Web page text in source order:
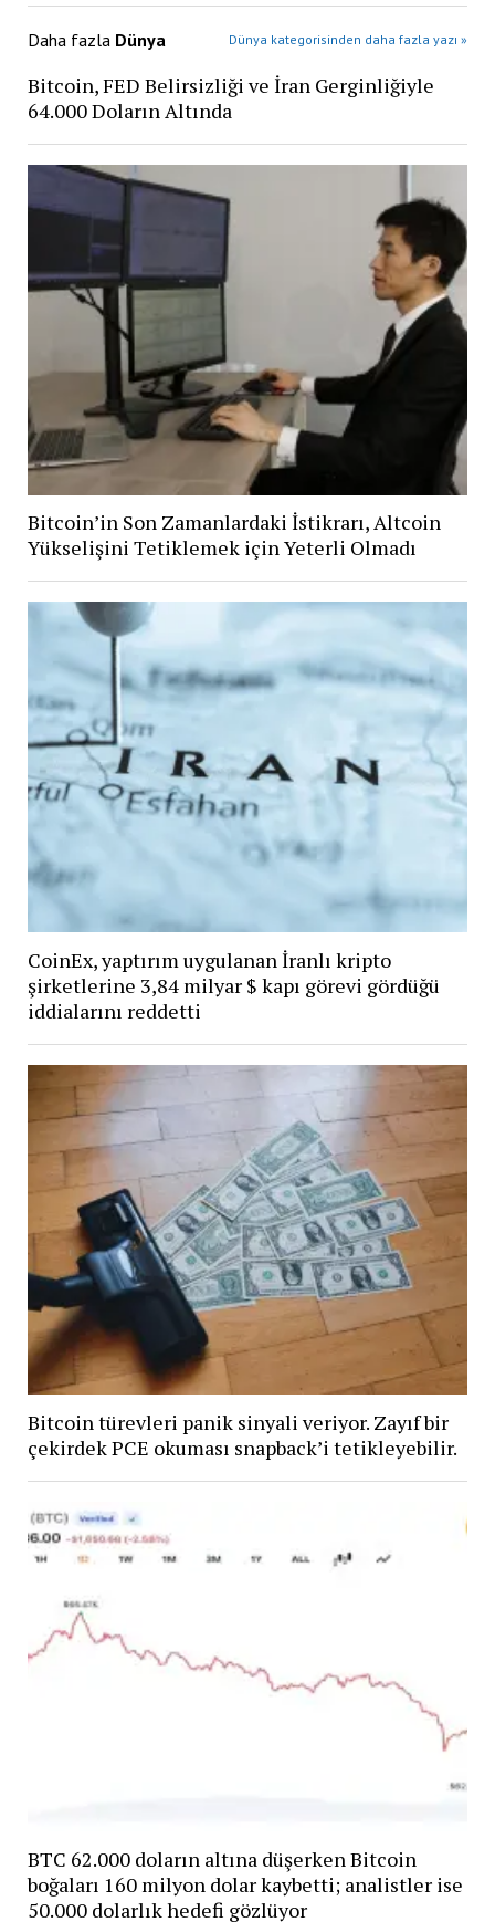
Daha fazla Dünya Dünya kategorisinden daha fazla yazı »
Bitcoin, FED Belirsizliği ve İran Gerginliğiyle
64.000 Doların Altında
Bitcoin’in Son Zamanlardaki İstikrarı, Altcoin
Yükselişini Tetiklemek için Yeterli Olmadı
CoinEx, yaptırım uygulanan İranlı kripto
şirketlerine 3,84 milyar $ kapı görevi gördüğü
iddialarını reddetti
Bitcoin türevleri panik sinyali veriyor. Zayıf bir
çekirdek PCE okuması snapback’i tetikleyebilir.
BTC 62.000 doların altına düşerken Bitcoin
boğaları 160 milyon dolar kaybetti; analistler ise
50.000 dolarlık hedefi gözlüyor